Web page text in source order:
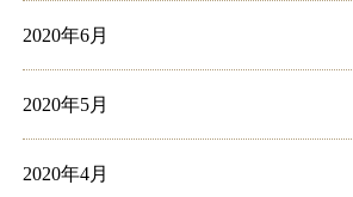
2020年6月
2020年5月
2020年4月